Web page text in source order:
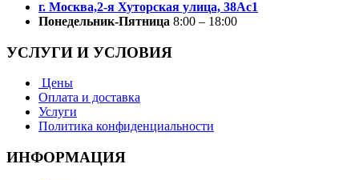
г. Москва,2-я Хуторская улица, 38Ас1
Понедельник-Пятница 8:00 – 18:00
УСЛУГИ И УСЛОВИЯ
Цены
Оплата и доставка
Услуги
Политика конфиденциальности
ИНФОРМАЦИЯ